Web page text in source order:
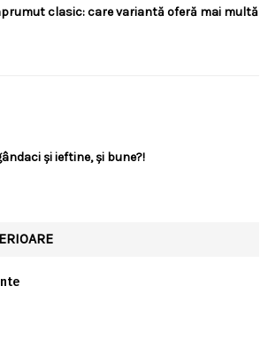
clasic: care variantă oferă mai multă
și ieftine, și bune?!